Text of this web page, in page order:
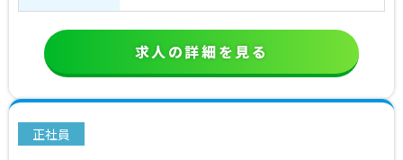
求人の詳細を見る
正社員